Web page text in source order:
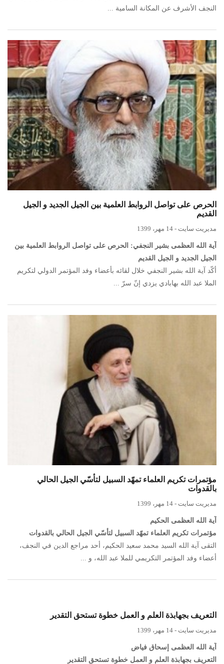
النجف الأشرف عن المكانة السامية ...
الحرص على تواصل الروابط العلمية بين الجيل الجديد و الجيل
القديم
مدیریت سایت - 14 مهر، 1399
آية الله العظمى بشير النجفي: الحرص على تواصل الروابط العلمية بين
الجيل الجديد و الجيل القديم
أکّد آية الله بشير النجفي خلال لقائه بأعضاء وفد المؤتمر الدولي لتکريم
الملا عبد الله بهابادي يزدي إنّ سرّ ...
مؤتمرات تکريم العلماء تمهّد السبيل لتأسّي الجيل الحالي
بالقدوات
مدیریت سایت - 14 مهر، 1399
آية الله العظمى الحکيم
مؤتمرات تکريم العلماء تمهّد السبيل لتأسّي الجيل الحالي بالقدوات
التقى آية الله السيد محمد سعيد الحکيم، أحد مراجع الدين في النجف،
أعضاء وفد المؤتمر التکريمي للملا عبد الله، و ...
التعريف بجهابذة العلم و العمل خطوة تستحق التقدير
مدیریت سایت - 14 مهر، 1399
آية الله العظمى إسحاق فياض
التعريف بجهابذة العلم و العمل خطوة تستحق التقدير